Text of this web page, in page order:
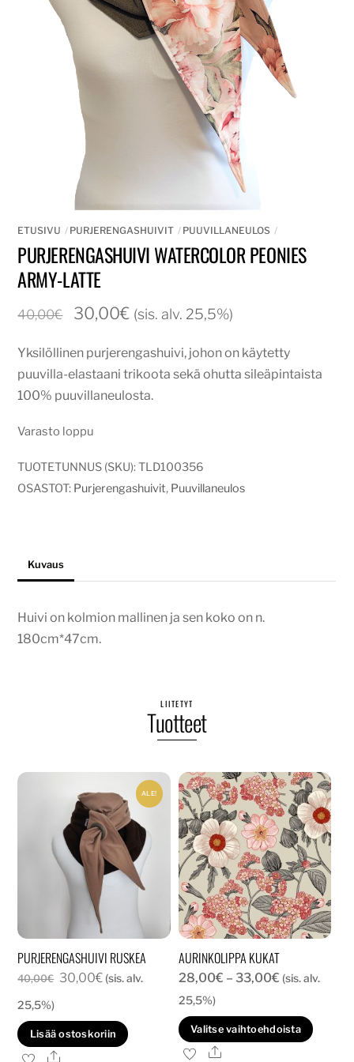
ETUSIVU PURJERENGASHUIVIT PUUVILLANEULOS
PURJERENGASHUIVI WATERCOLOR PEONIES
ARMY-LATTE
40,00€
Alkuperäinen
oli:
40,00€.
30,00€Nykyinen
on:
30,00€.
(sis. alv. 25,5%)
Yksilöllinen purjerengashuivi, johon on käytetty
puuvilla-elastaani trikoota sekä ohutta sileäpintaista
100% puuvillaneulosta.
Varasto loppu
TUOTETUNNUS (SKU):TLD100356
OSASTOT: Purjerengashuivit, Puuvillaneulos
Kuvaus
Huivi on kolmion mallinen ja sen koko on n.
180cm*47cm.
LIITETYT
Tuotteet
ALE!
PURJERENGASHUIVI RUSKEA
40,00€ Alkuperäinen
oli:
40,00€.
30,00€Nykyinen
on:
30,00€.
(sis. alv.
25,5%)
Lisää ostoskoriin
Ale
AURINKOLIPPA KUKAT
28,00€ – 33,00€Hintaluokka:
-
33,00€
(sis. alv.
25,5%)
Valitse vaihtoehdoista
Ale